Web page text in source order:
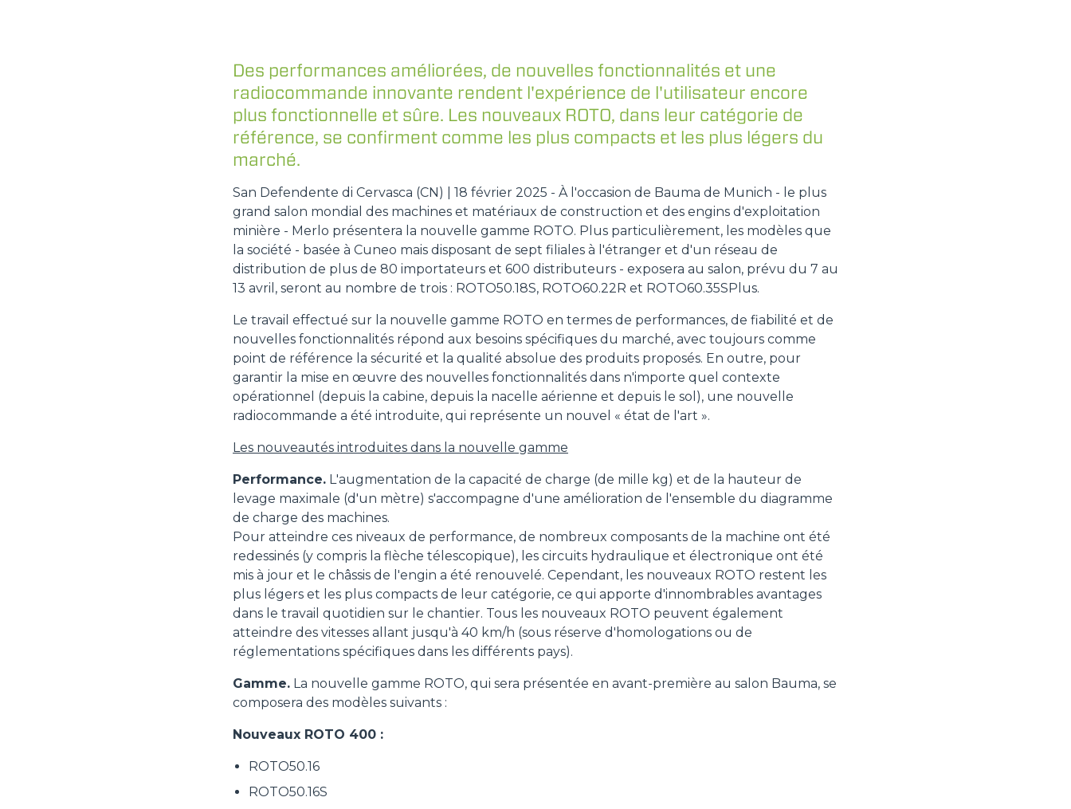
GODET
FOURCHES ET PINCES
CROCHETS
PLATE-FORMES
Des performances améliorées, de nouvelles fonctionnalités et une
radiocommande innovante rendent l'expérience de l'utilisateur encore
plus fonctionnelle et sûre. Les nouveaux ROTO, dans leur catégorie de
référence, se confirment comme les plus compacts et les plus légers du
marché.
San Defendente di Cervasca (CN) | 18 février 2025 - À l'occasion de Bauma de Munich - le plus
grand salon mondial des machines et matériaux de construction et des engins d'exploitation
minière - Merlo présentera la nouvelle gamme ROTO. Plus particulièrement, les modèles que
la société - basée à Cuneo mais disposant de sept filiales à l'étranger et d'un réseau de
distribution de plus de 80 importateurs et 600 distributeurs - exposera au salon, prévu du 7 au
13 avril, seront au nombre de trois : ROTO50.18S, ROTO60.22R et ROTO60.35SPlus.
Le travail effectué sur la nouvelle gamme ROTO en termes de performances, de fiabilité et de
nouvelles fonctionnalités répond aux besoins spécifiques du marché, avec toujours comme
point de référence la sécurité et la qualité absolue des produits proposés. En outre, pour
garantir la mise en œuvre des nouvelles fonctionnalités dans n'importe quel contexte
opérationnel (depuis la cabine, depuis la nacelle aérienne et depuis le sol), une nouvelle
radiocommande a été introduite, qui représente un nouvel « état de l'art ».
Les nouveautés introduites dans la nouvelle gamme
Performance. L'augmentation de la capacité de charge (de mille kg) et de la hauteur de
levage maximale (d'un mètre) s'accompagne d'une amélioration de l'ensemble du diagramme
de charge des machines.
Pour atteindre ces niveaux de performance, de nombreux composants de la machine ont été
redessinés (y compris la flèche télescopique), les circuits hydraulique et électronique ont été
mis à jour et le châssis de l'engin a été renouvelé. Cependant, les nouveaux ROTO restent les
plus légers et les plus compacts de leur catégorie, ce qui apporte d'innombrables avantages
dans le travail quotidien sur le chantier. Tous les nouveaux ROTO peuvent également
atteindre des vitesses allant jusqu'à 40 km/h (sous réserve d'homologations ou de
réglementations spécifiques dans les différents pays).
Gamme. La nouvelle gamme ROTO, qui sera présentée en avant-première au salon Bauma, se
composera des modèles suivants :
Nouveaux ROTO 400 :
ROTO50.16
ROTO50.16S